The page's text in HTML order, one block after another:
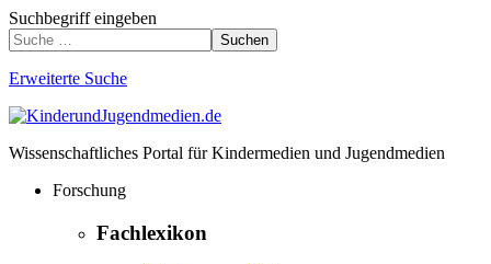
Suchbegriff eingeben
Suchen
Erweiterte Suche
Wissenschaftliches Portal für Kindermedien und Jugendmedien
Forschung
Fachlexikon